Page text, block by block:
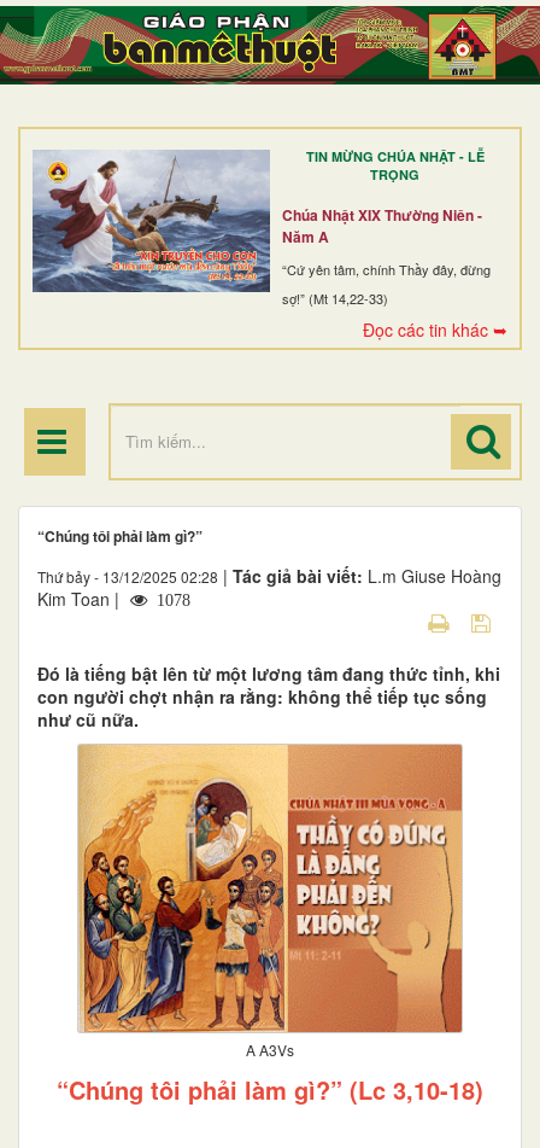
TIN MỪNG CHÚA NHẬT - LỄ
TRỌNG
Chúa Nhật XIX Thường Niên -
Năm A
“Cứ yên tâm, chính Thầy đây, đừng
sợ!” (Mt 14,22-33)
Đọc các tin khác ➥
TRANG NHẤT
GIỚI THIỆU
DÒNG TU
BAN MỤC VỤ
ĐOÀN THỂ CG
ĐIỂM HÀNH HƯƠNG
“Chúng tôi phải làm gì?”
Thứ bảy - 13/12/2025 02:28 | Tác giả bài viết: L.m Giuse Hoàng
Kim Toan |
1078
Đó là tiếng bật lên từ một lương tâm đang thức tỉnh, khi
con người chợt nhận ra rằng: không thể tiếp tục sống
như cũ nữa.
A A3Vs
“Chúng tôi phải làm gì?” (Lc 3,10-18)